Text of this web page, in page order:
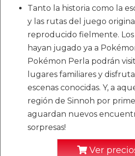
Tanto la historia como la
y las rutas del juego
reproducido fielmente.
hayan jugado ya a
Pokémon Perla podrán
lugares familiares y
escenas conocidas. Y, a
región de Sinnoh por
aguardan nuevos
sorpresas!
Ver